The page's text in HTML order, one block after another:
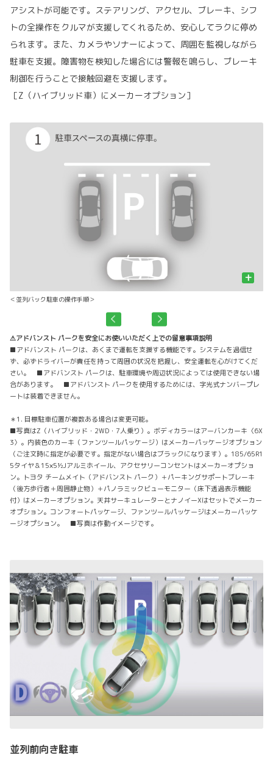
アシストが可能です。ステアリング、アクセル、ブレーキ、シフ
トの全操作をクルマが支援してくれるため、安心してラクに停め
られます。また、カメラやソナーによって、周囲を監視しながら
駐車を支援。障害物を検知した場合には警報を鳴らし、ブレーキ
制御を行うことで接触回避を支援します。
［Z（ハイブリッド車）にメーカーオプション］
+
＜並列バック駐車の操作手順＞
⚠アドバンスト パークを安全にお使いいただく上での留意事項説明
■アドバンスト パークは、あくまで運転を支援する機能です。システムを過信せ
ず、必ずドライバーが責任を持って周囲の状況を把握し、安全運転を心がけてくだ
さい。 ■アドバンスト パークは、駐車環境や周辺状況によっては使用できない場
合があります。 ■アドバンスト パークを使用するためには、字光式ナンバープレ
ートは装着できません。
＊1. 目標駐車位置が複数ある場合は変更可能。
■写真はZ（ハイブリッド・2WD・7人乗り）。ボディカラーはアーバンカーキ〈6X
3〉。内装色のカーキ（ファンツールパッケージ）はメーカーパッケージオプション
（ご注文時に指定が必要です。指定がない場合はブラックになります）。185/65R1
5タイヤ＆15×5½Jアルミホイール、アクセサリーコンセントはメーカーオプショ
ン。トヨタ チームメイト（アドバンスト パーク）＋パーキングサポートブレーキ
（後方歩行者＋周囲静止物）＋パノラミックビューモニター（床下透過表示機能
付）はメーカーオプション。天井サーキュレーターとナノイーXはセットでメーカー
オプション。コンフォートパッケージ、ファンツールパッケージはメーカーパッケ
ージオプション。 ■写真は作動イメージです。
並列前向き駐車